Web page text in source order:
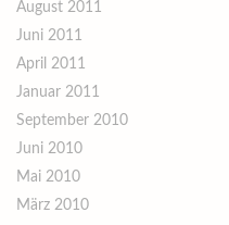
August 2011
Juni 2011
April 2011
Januar 2011
September 2010
Juni 2010
Mai 2010
März 2010